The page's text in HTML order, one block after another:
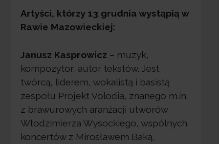
Artyści, którzy 13 grudnia wystąpią w
Rawie Mazowieckiej:
Janusz Kasprowicz – muzyk,
kompozytor, autor tekstów. Jest
twórcą, liderem, wokalistą i basistą
zespołu Projekt Volodia, znanego m.in.
z brawurowych aranżacji utworów
Włodzimierza Wysockiego, wspólnych
koncertów z Mirosławem Baką,